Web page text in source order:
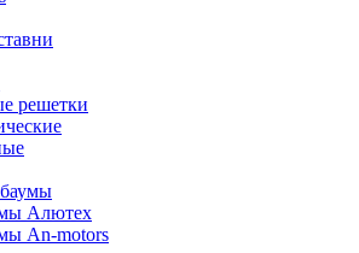
решетки
Алютех
An-motors